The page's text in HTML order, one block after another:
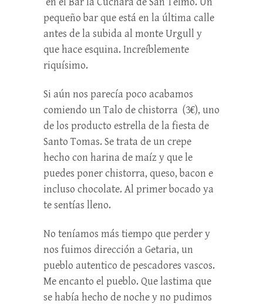
pequeño bar que está en la última calle
antes de la subida al monte Urgull y
que hace esquina. Increíblemente
riquísimo.
Si aún nos parecía poco acabamos
comiendo un Talo de chistorra (3€), uno
de los producto estrella de la fiesta de
Santo Tomas. Se trata de un crepe
hecho con harina de maíz y que le
puedes poner chistorra, queso, bacon e
incluso chocolate. Al primer bocado ya
te sentías lleno.
No teníamos más tiempo que perder y
nos fuimos dirección a Getaria, un
pueblo autentico de pescadores vascos.
Me encanto el pueblo. Que lastima que
se había hecho de noche y no pudimos